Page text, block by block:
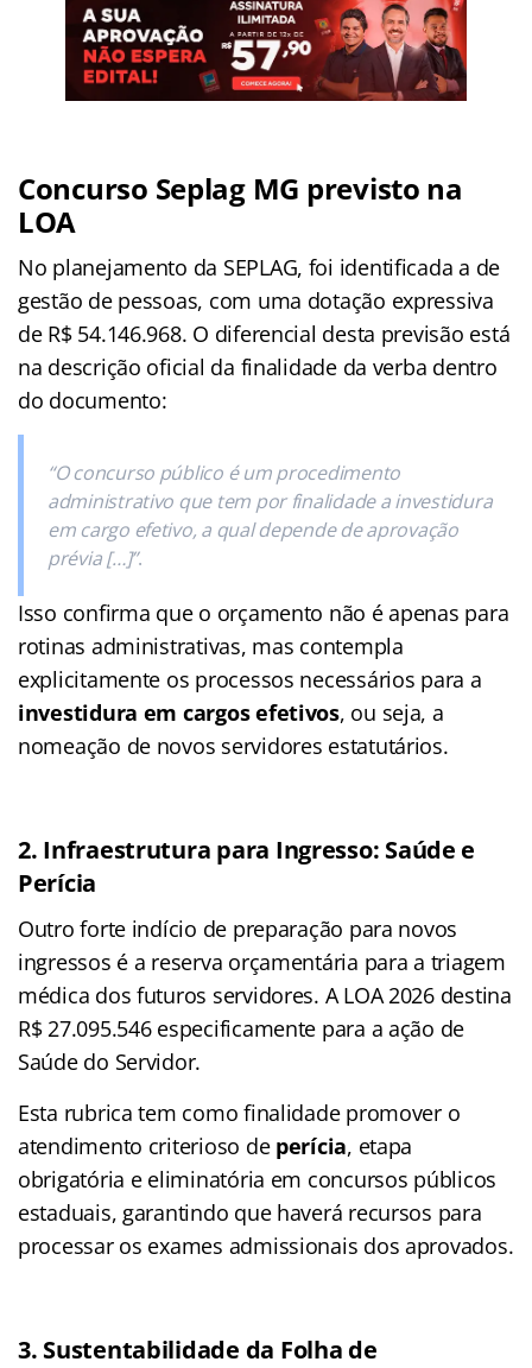
Concurso Seplag MG previsto na
LOA
No planejamento da SEPLAG, foi identificada a de
gestão de pessoas, com uma dotação expressiva
de R$ 54.146.968. O diferencial desta previsão está
na descrição oficial da finalidade da verba dentro
do documento:
“O concurso público é um procedimento
administrativo que tem por finalidade a investidura
em cargo efetivo, a qual depende de aprovação
prévia […]”.
Isso confirma que o orçamento não é apenas para
rotinas administrativas, mas contempla
explicitamente os processos necessários para a
investidura em cargos efetivos, ou seja, a
nomeação de novos servidores estatutários.
2. Infraestrutura para Ingresso: Saúde e
Perícia
Outro forte indício de preparação para novos
ingressos é a reserva orçamentária para a triagem
médica dos futuros servidores. A LOA 2026 destina
R$ 27.095.546 especificamente para a ação de
Saúde do Servidor.
Esta rubrica tem como finalidade promover o
atendimento criterioso de perícia, etapa
obrigatória e eliminatória em concursos públicos
estaduais, garantindo que haverá recursos para
processar os exames admissionais dos aprovados.
3. Sustentabilidade da Folha de